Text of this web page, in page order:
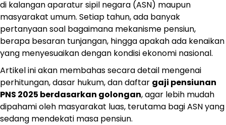
di kalangan aparatur sipil negara (ASN) maupun
masyarakat umum. Setiap tahun, ada banyak
pertanyaan soal bagaimana mekanisme pensiun,
berapa besaran tunjangan, hingga apakah ada kenaikan
yang menyesuaikan dengan kondisi ekonomi nasional.
Artikel ini akan membahas secara detail mengenai
perhitungan, dasar hukum, dan daftar gaji pensiunan
PNS 2025 berdasarkan golongan, agar lebih mudah
dipahami oleh masyarakat luas, terutama bagi ASN yang
sedang mendekati masa pensiun.